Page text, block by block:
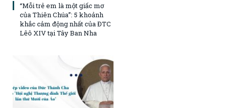
“Mỗi trẻ em là một giấc mơ
của Thiên Chúa”: 5 khoảnh
khắc cảm động nhất của ĐTC
Lêô XIV tại Tây Ban Nha